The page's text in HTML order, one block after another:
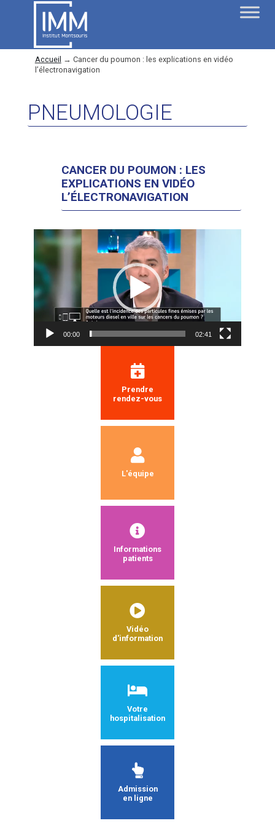
Accueil → Cancer du poumon : les explications en vidéo
l’électronavigation
PNEUMOLOGIE
CANCER DU POUMON : LES
EXPLICATIONS EN VIDÉO
L’ÉLECTRONAVIGATION
Lecteur
vidéo
00:00 02:41
Prendre
rendez-vous
L'équipe
Informations
patients
Vidéo
d'information
Votre
hospitalisation
Admission
en ligne